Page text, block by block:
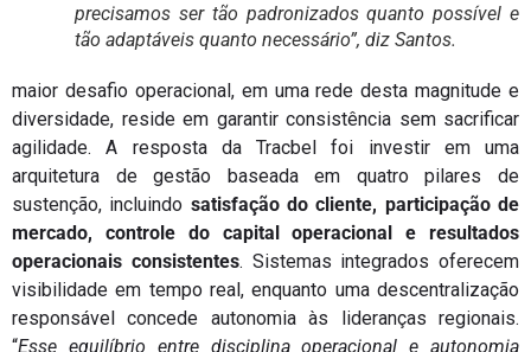
precisamos ser tão padronizados quanto possível e
tão adaptáveis quanto necessário”, diz Santos.
maior desafio operacional, em uma rede desta magnitude e
diversidade, reside em garantir consistência sem sacrificar
agilidade. A resposta da Tracbel foi investir em uma
arquitetura de gestão baseada em quatro pilares de
sustenção, incluindo satisfação do cliente, participação de
mercado, controle do capital operacional e resultados
operacionais consistentes. Sistemas integrados oferecem
visibilidade em tempo real, enquanto uma descentralização
responsável concede autonomia às lideranças regionais.
“Esse equilíbrio entre disciplina operacional e autonomia